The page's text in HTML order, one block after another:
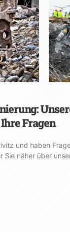
Fragen
und haben
Sie näher über